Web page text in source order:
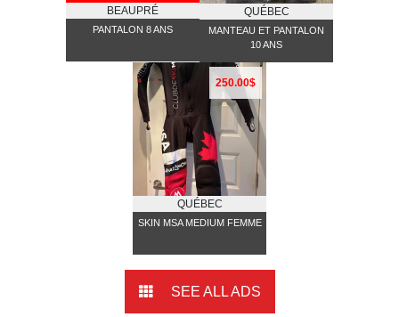
BEAUPRÉ
PANTALON 8 ANS
QUÉBEC
MANTEAU ET PANTALON
10 ANS
250.00$
QUÉBEC
SKIN MSA MEDIUM FEMME
SEE ALL ADS